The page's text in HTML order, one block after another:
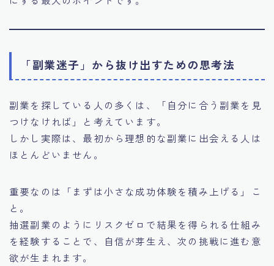
「副業迷子」から抜け出すための思考法
副業を探している人の多くは、「自分に合う副業を見
つけなければ」と考えています。
しかし実際は、最初から理想的な副業に出会える人は
ほとんどいません。
重要なのは「まずは小さな成功体験を積み上げる」こ
と。
抽選副業のようにリスクゼロで結果を得られる仕組み
を経験することで、自信が芽生え、次の挑戦に進む意
欲が生まれます。